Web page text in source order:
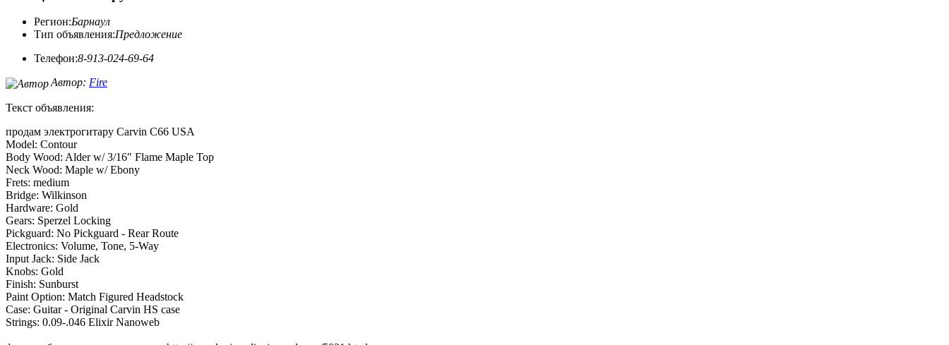
Регион:Барнаул
Тип объявления:Предложение
Телефон:8-913-024-69-64
Автор: Fire
Текст объявления:
продам электрогитару Carvin C66 USA
Model: Contour
Body Wood: Alder w/ 3/16" Flame Maple Top
Neck Wood: Maple w/ Ebony
Frets: medium
Bridge: Wilkinson
Hardware: Gold
Gears: Sperzel Locking
Pickguard: No Pickguard - Rear Route
Electronics: Volume, Tone, 5-Way
Input Jack: Side Jack
Knobs: Gold
Finish: Sunburst
Paint Option: Match Figured Headstock
Case: Guitar - Original Carvin HS case
Strings: 0.09-.046 Elixir Nanoweb